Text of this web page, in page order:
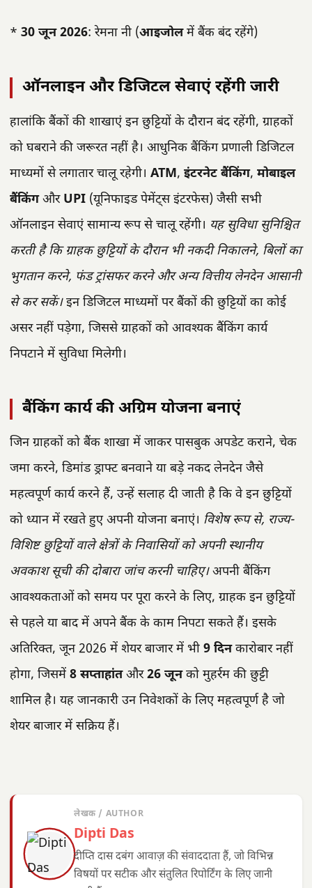
* 30 जून 2026: रेमना नी (आइजोलमें बैंक बंद रहेंगे)
ऑनलाइन और डिजिटल सेवाएं रहेंगी जारी
हालांकि बैंकों की शाखाएं इन छुट्टियों के दौरान बंद रहेंगी, ग्राहकों
को घबराने की जरूरत नहीं है। आधुनिक बैंकिंग प्रणाली डिजिटल
माध्यमों से लगातार चालू रहेगी। ATM, इंटरनेट बैंकिंग, मोबाइल
बैंकिंगऔर UPI (यूनिफाइड पेमेंट्स इंटरफेस) जैसी सभी
ऑनलाइन सेवाएं सामान्य रूप से चालू रहेंगी। यह सुविधा सुनिश्चित
करती है कि ग्राहक छुट्टियों के दौरान भी नकदी निकालने, बिलों का
भुगतान करने, फंड ट्रांसफर करने और अन्य वित्तीय लेनदेन आसानी
से कर सकें।इन डिजिटल माध्यमों पर बैंकों की छुट्टियों का कोई
असर नहीं पड़ेगा, जिससे ग्राहकों को आवश्यक बैंकिंग कार्य
निपटाने में सुविधा मिलेगी।
बैंकिंग कार्य की अग्रिम योजना बनाएं
जिन ग्राहकों को बैंक शाखा में जाकर पासबुक अपडेट कराने, चेक
जमा करने, डिमांड ड्राफ्ट बनवाने या बड़े नकद लेनदेन जैसे
महत्वपूर्ण कार्य करने हैं, उन्हें सलाह दी जाती है कि वे इन छुट्टियों
को ध्यान में रखते हुए अपनी योजना बनाएं। विशेष रूप से, राज्य-
विशिष्ट छुट्टियों वाले क्षेत्रों के निवासियों को अपनी स्थानीय
अवकाश सूची की दोबारा जांच करनी चाहिए।अपनी बैंकिंग
आवश्यकताओं को समय पर पूरा करने के लिए, ग्राहक इन छुट्टियों
से पहले या बाद में अपने बैंक के काम निपटा सकते हैं। इसके
अतिरिक्त, जून 2026 में शेयर बाजार में भी 9 दिनकारोबार नहीं
होगा, जिसमें 8 सप्ताहांतऔर26 जूनको मुहर्रम की छुट्टी
शामिल है। यह जानकारी उन निवेशकों के लिए महत्वपूर्ण है जो
शेयर बाजार में सक्रिय हैं।
लेखक / AUTHOR
Dipti Das
दीप्ति दास दबंग आवाज़ की संवाददाता हैं, जो विभिन्न
विषयों पर सटीक और संतुलित रिपोर्टिंग के लिए जानी